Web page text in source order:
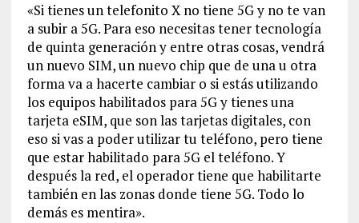
«Si tienes un telefonito X no tiene 5G y no te van
a subir a 5G. Para eso necesitas tener tecnología
de quinta generación y entre otras cosas, vendrá
un nuevo SIM, un nuevo chip que de una u otra
forma va a hacerte cambiar o si estás utilizando
los equipos habilitados para 5G y tienes una
tarjeta eSIM, que son las tarjetas digitales, con
eso si vas a poder utilizar tu teléfono, pero tiene
que estar habilitado para 5G el teléfono. Y
después la red, el operador tiene que habilitarte
también en las zonas donde tiene 5G. Todo lo
demás es mentira».